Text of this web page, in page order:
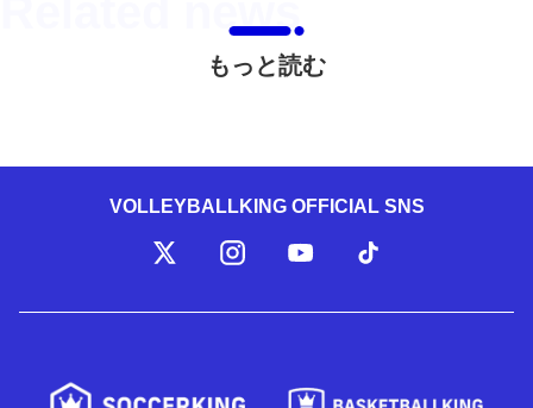
もっと読む
VOLLEYBALLKING OFFICIAL SNS